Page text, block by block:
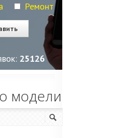
Ремонт
25127
модели